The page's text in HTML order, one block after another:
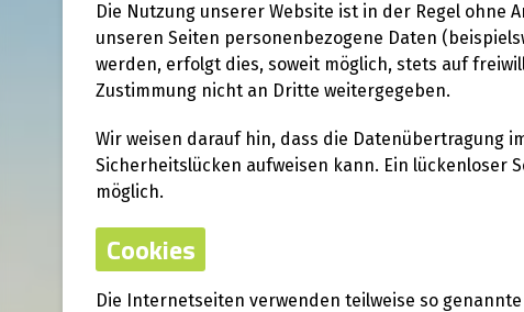
Die Nutzung unserer Website ist in der Regel ohne
unseren Seiten personenbezogene Daten
werden, erfolgt dies, soweit möglich, stets auf
Zustimmung nicht an Dritte weitergegeben.
Wir weisen darauf hin, dass die Datenübertragung
Sicherheitslücken aufweisen kann. Ein
möglich.
Cookies
Die Internetseiten verwenden teilweise so